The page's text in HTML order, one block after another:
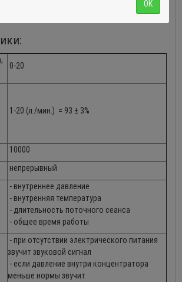
0-20
1-20 (л./мин.) = 93 ± 3%
10000
непрерывный
- внутреннее давление
- внутренняя температура
- длительность поточного сеанса
- общее время работы
- при отсутствии электрического питания
звучит звуковой сигнал
- если давление внутри концентратора
меньше нормы звучит
ОК